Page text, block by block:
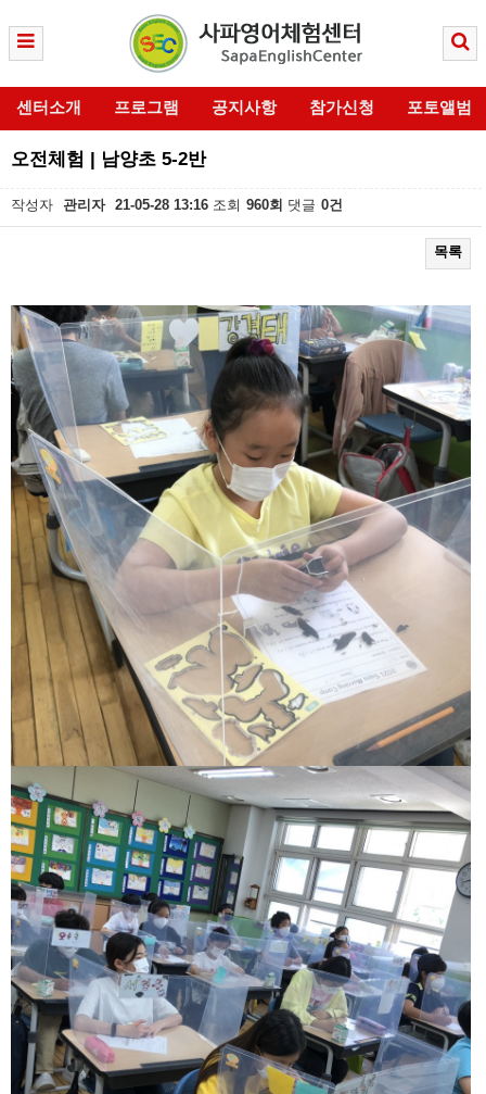
센터소개 프로그램 공지사항 참가신청 포토앨범
오전체험 | 남양초 5-2반
작성자 관리자 21-05-28 13:16 조회 960회 댓글 0건
목록
본문